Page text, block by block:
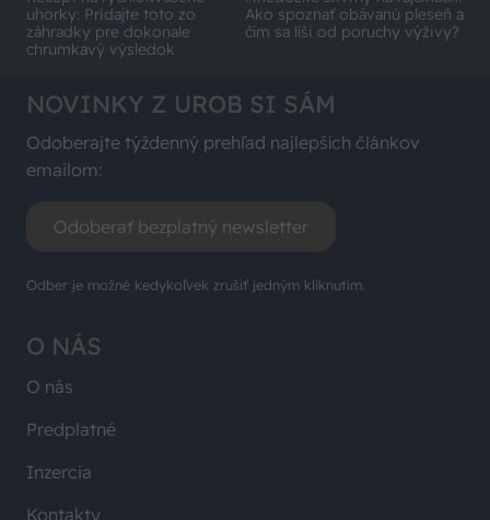
uhorky: Pridajte toto zo
záhradky pre dokonale
chrumkavý výsledok
Ako spoznať obávanú pleseň a
čím sa líši od poruchy výživy?
O NÁS
O nás
Predplatné
Inzercia
Kontakty
NOVINKY Z UROB SI SÁM
Odoberajte týždenný prehľad najlepších článkov
emailom:
Odoberať bezplatný newsletter
Odber je možné kedykoľvek zrušiť jedným kliknutím.